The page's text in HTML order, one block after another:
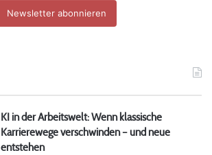
Newsletter abonnieren
KI in der Arbeitswelt: Wenn klassische
Karrierewege verschwinden – und neue
entstehen